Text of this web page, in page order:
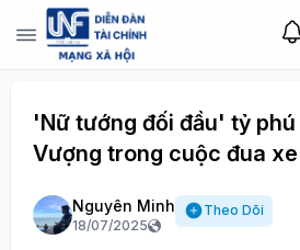
'Nữ tướng đối đầu' tỷ phú
Vượng trong cuộc đua
Nguyên Minh
18/07/2025
Theo Dõi